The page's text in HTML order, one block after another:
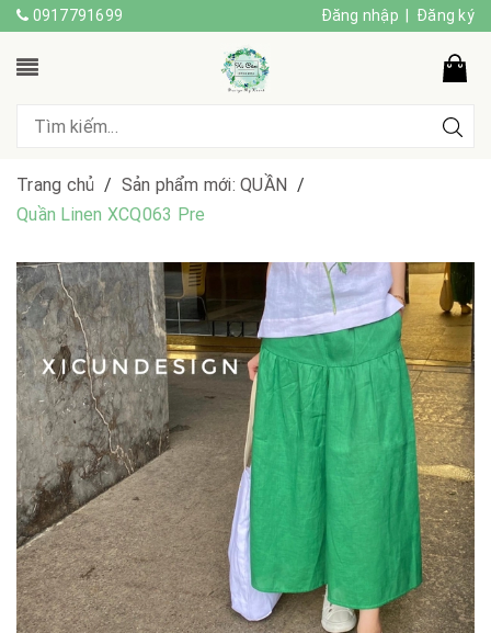
0917791699 Đăng nhập Đăng ký
Trang chủ / Sản phẩm mới: QUẦN /
Quần Linen XCQ063 Pre